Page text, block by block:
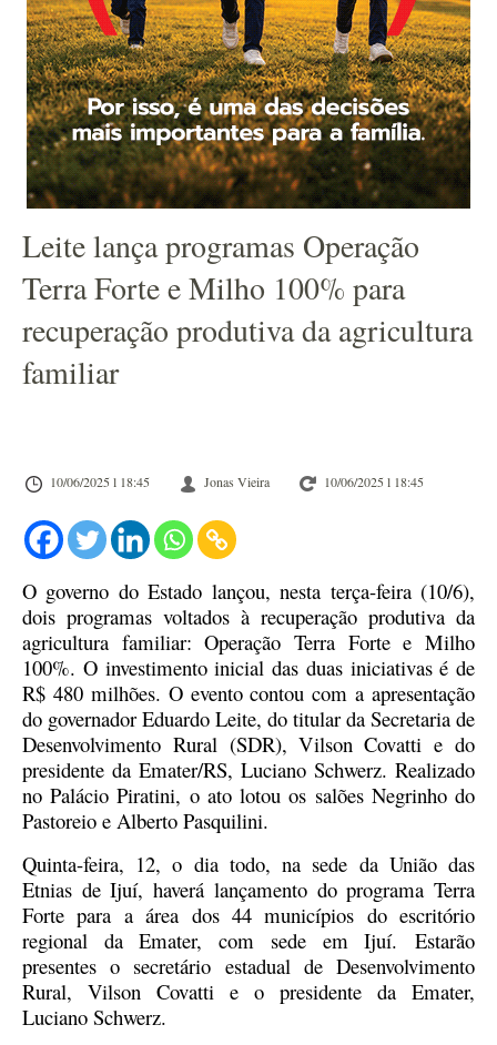
Leite lança programas Operação
Terra Forte e Milho 100% para
recuperação produtiva da agricultura
familiar
10/06/2025 l 18:45 Jonas Vieira 10/06/2025 l 18:45
O governo do Estado lançou, nesta terça-feira (10/6),
dois programas voltados à recuperação produtiva da
agricultura familiar: Operação Terra Forte e Milho
100%. O investimento inicial das duas iniciativas é de
R$ 480 milhões. O evento contou com a apresentação
do governador Eduardo Leite, do titular da Secretaria de
Desenvolvimento Rural (SDR), Vilson Covatti e do
presidente da Emater/RS, Luciano Schwerz. Realizado
no Palácio Piratini, o ato lotou os salões Negrinho do
Pastoreio e Alberto Pasquilini.
Quinta-feira, 12, o dia todo, na sede da União das
Etnias de Ijuí, haverá lançamento do programa Terra
Forte para a área dos 44 municípios do escritório
regional da Emater, com sede em Ijuí. Estarão
presentes o secretário estadual de Desenvolvimento
Rural, Vilson Covatti e o presidente da Emater,
Luciano Schwerz.